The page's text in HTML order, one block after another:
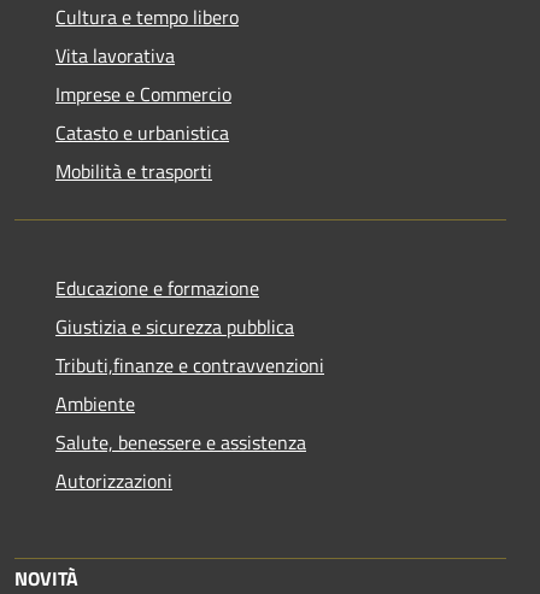
Cultura e tempo libero
Vita lavorativa
Imprese e Commercio
Catasto e urbanistica
Mobilità e trasporti
Educazione e formazione
Giustizia e sicurezza pubblica
Tributi,finanze e contravvenzioni
Ambiente
Salute, benessere e assistenza
Autorizzazioni
NOVITÀ